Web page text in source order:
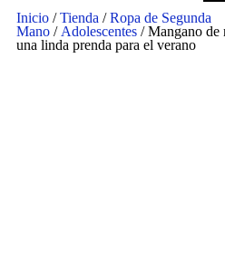
Inicio /Tienda /Ropa de Segunda
Mano / Adolescentes / Mangano de
una linda prenda para el verano